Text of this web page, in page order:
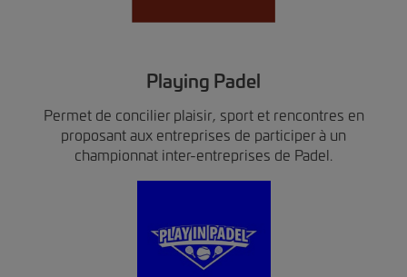
Playing Padel
Permet de concilier plaisir, sport et rencontres en
proposant aux entreprises de participer à un
championnat inter-entreprises de Padel.